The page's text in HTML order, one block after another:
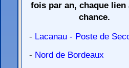
fois par an, chaque lien
chance.
- Lacanau - Poste de
- Nord de Bordeaux